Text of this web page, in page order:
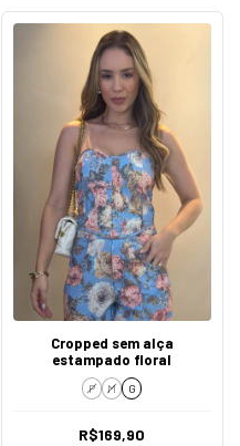
Cropped sem alça
estampado floral
P M G
R$169,90